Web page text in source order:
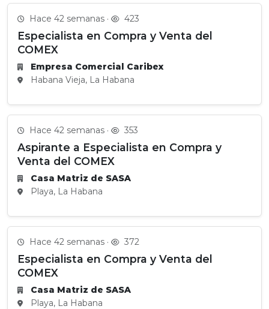
Hace 42 semanas · 423
Especialista en Compra y Venta del
COMEX
Empresa Comercial Caribex
Habana Vieja, La Habana
Hace 42 semanas · 353
Aspirante a Especialista en Compra y
Venta del COMEX
Casa Matriz de SASA
Playa, La Habana
Hace 42 semanas · 372
Especialista en Compra y Venta del
COMEX
Casa Matriz de SASA
Playa, La Habana